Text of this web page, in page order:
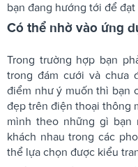
bạn đang hướng tới để
Có thể nhờ vào ứng
Trong trường hợp bạn
trong đám cưới và chưa
điểm như ý muốn thì bạn
đẹp trên điện thoại thông
mình theo những gì bạn
khách nhau trong các
thể lựa chọn được kiểu